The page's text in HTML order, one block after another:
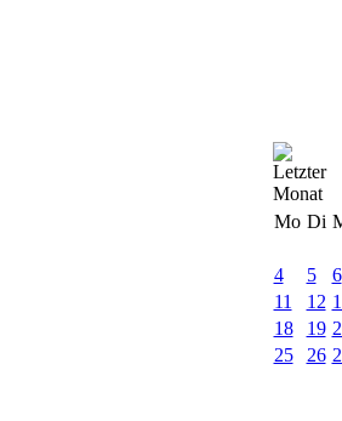
Mo Di
4
5 6
11
12
18
19
25
26